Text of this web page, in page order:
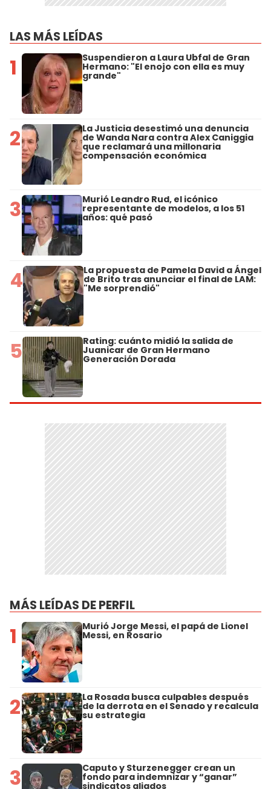
LAS MÁS LEÍDAS
1 Suspendieron a Laura Ubfal de Gran
Hermano: "El enojo con ella es muy
grande"
2 La Justicia desestimó una denuncia
de Wanda Nara contra Alex Caniggia
que reclamará una millonaria
compensación económica
3 Murió Leandro Rud, el icónico
representante de modelos, a los 51
años: qué pasó
4 La propuesta de Pamela David a Ángel
de Brito tras anunciar el final de LAM:
"Me sorprendió"
5 Rating: cuánto midió la salida de
Juanicar de Gran Hermano
Generación Dorada
MÁS LEÍDAS DE PERFIL
1 Murió Jorge Messi, el papá de Lionel
Messi, en Rosario
2 La Rosada busca culpables después
de la derrota en el Senado y recalcula
su estrategia
3 Caputo y Sturzenegger crean un
fondo para indemnizar y “ganar”
sindicatos aliados